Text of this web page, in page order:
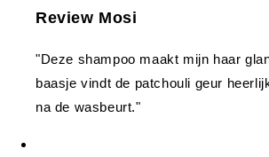
Review Mosi
"Deze shampoo maakt mijn haar
baasje vindt de patchouli geur
na de wasbeurt."